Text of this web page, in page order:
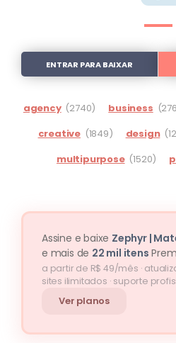
ENTRAR PARA BAIXAR
agency (2740) business
creative (1849) design
multipurpose (1520)
Assine e baixe Zephyr |
e mais de 22 mil itens
a partir de R$ 49/mês ·
sites ilimitados · suporte
Ver planos